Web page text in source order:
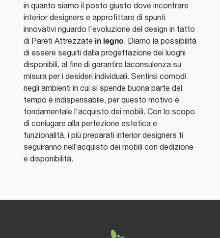
in quanto siamo il posto giusto dove incontrare
interior designers e approfittare di spunti
innovativi riguardo l'evoluzione del design in fatto
di Pareti Attrezzate in legno. Diamo la possibilità
di essere seguiti dalla progettazione dei luoghi
disponibili, al fine di garantire laconsulenza su
misura per i desideri individuali. Sentirsi comodi
negli ambienti in cui si spende buona parte del
tempo è indispensabile, per questo motivo è
fondamentale l'acquisto dei mobili. Con lo scopo
di coniugare alla perfezione estetica e
funzionalità, i più preparati interior designers ti
seguiranno nell’acquisto dei mobili con dedizione
e disponibilità.